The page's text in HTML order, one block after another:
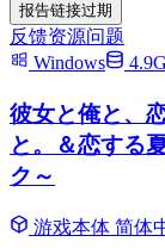
报告链接过期
反馈资源问题
Windows
彼女と俺と、
と。＆恋する
ク～
游戏本体 简体